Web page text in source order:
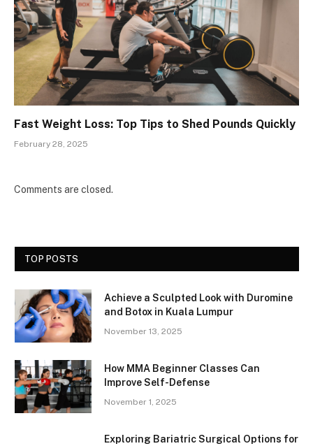
Fast Weight Loss: Top Tips to Shed Pounds Quickly
February 28, 2025
Comments are closed.
TOP POSTS
Achieve a Sculpted Look with Duromine
and Botox in Kuala Lumpur
November 13, 2025
How MMA Beginner Classes Can
Improve Self-Defense
November 1, 2025
Exploring Bariatric Surgical Options for